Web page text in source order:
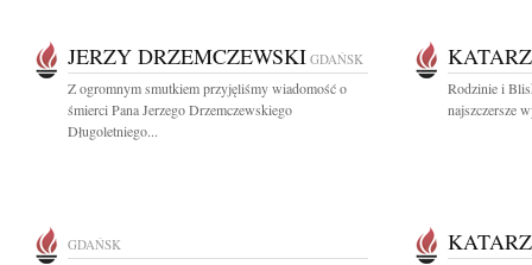
JERZY DRZEMCZEWSKI GDAŃSK
Z ogromnym smutkiem przyjęliśmy wiadomość o
śmierci Pana Jerzego Drzemczewskiego
Długoletniego...
Rodzinie i
najszczersze
GDAŃSK